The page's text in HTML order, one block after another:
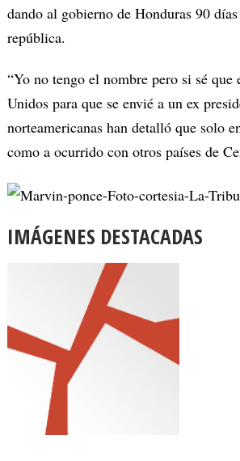
dando al gobierno de Honduras 90
república.
“Yo no tengo el nombre pero si sé
Unidos para que se envié a un ex
norteamericanas han detalló que solo
como a ocurrido con otros países de
IMÁGENES DESTACADAS